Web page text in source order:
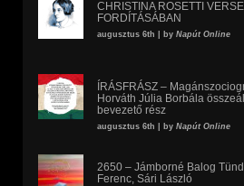
CHRISTINA ROSETTI
FORDÍTÁSÁBAN
augusztus 6th | by Napút Online
ÍRÁSFRÁSZ –
Horváth Júlia Borbála
bevezető rész
augusztus 6th | by Napút Online
2650 – Jámborné Balog
Ferenc, Sári László